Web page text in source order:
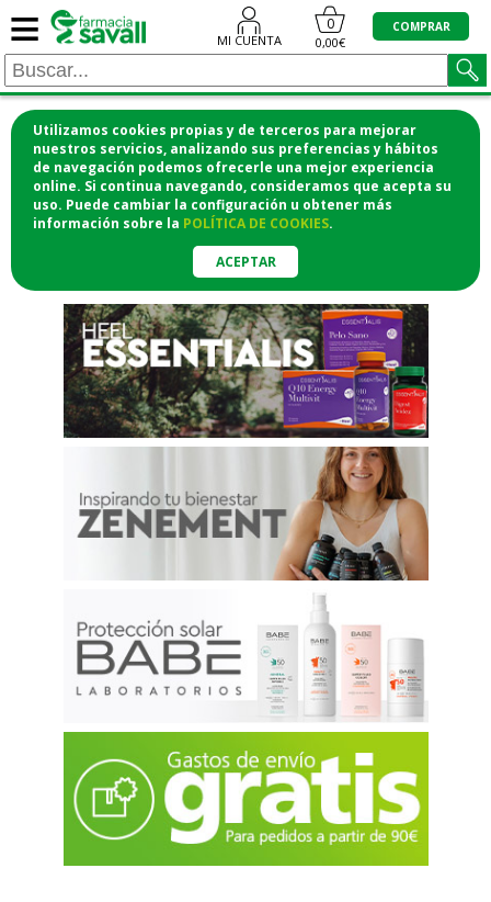
Utilizamos cookies propias y de terceros para mejorar
nuestros servicios, analizando sus preferencias y hábitos
de navegación podemos ofrecerle una mejor experiencia
online. Si continua navegando, consideramos que acepta su
uso. Puede cambiar la configuración u obtener más
información sobre la POLÍTICA DE COOKIES.
ACEPTAR
≡ MI CUENTA
0
0,00€
COMPRAR
¡COMPRA CÓMODAMENTE
DESDE CASA Y RECOGE EN LA
FARMACIA!o si lo prefieres te lo mandamos
a casa